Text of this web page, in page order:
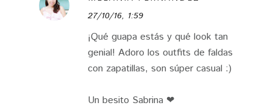
27/10/16, 1:59
¡Qué guapa estás y qué look tan
genial! Adoro los outfits de faldas
con zapatillas, son súper casual :)
Un besito Sabrina ❤